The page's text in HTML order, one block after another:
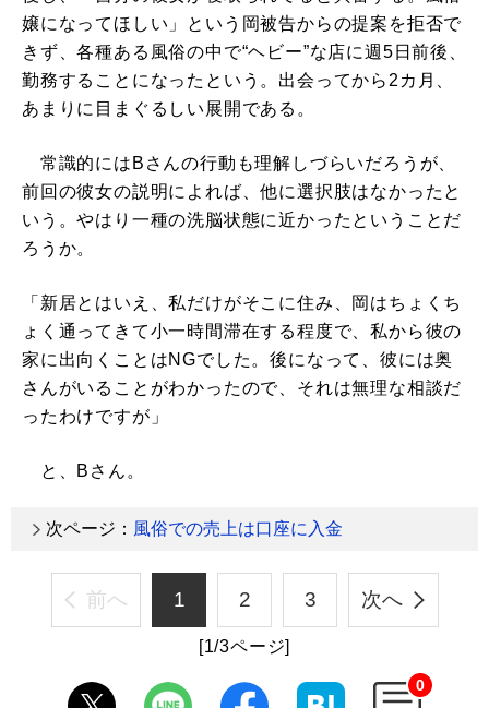
嬢になってほしい」という岡被告からの提案を拒否で
きず、各種ある風俗の中で“ヘビー”な店に週5日前後、
勤務することになったという。出会ってから2カ月、
あまりに目まぐるしい展開である。
常識的にはBさんの行動も理解しづらいだろうが、
前回の彼女の説明によれば、他に選択肢はなかったと
いう。やはり一種の洗脳状態に近かったということだ
ろうか。
「新居とはいえ、私だけがそこに住み、岡はちょくち
ょく通ってきて小一時間滞在する程度で、私から彼の
家に出向くことはNGでした。後になって、彼には奥
さんがいることがわかったので、それは無理な相談だ
ったわけですが」
と、Bさん。
次ページ： 風俗での売上は口座に入金
前へ 1 2 3 次へ
[1/3ページ]
0